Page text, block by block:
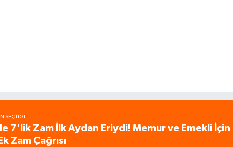
SEÇTIĞI
7'lik Zam İlk Aydan Eriydi! Memur ve Emekli İçin
Zam Çağrısı